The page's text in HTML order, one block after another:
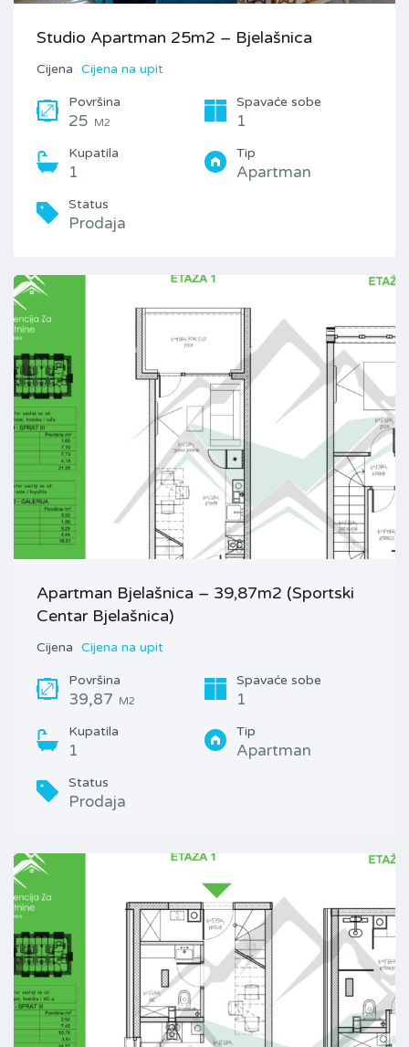
Studio Apartman 25m2 – Bjelašnica
Cijena Cijena na upit
Površina
25 M2
Spavaće sobe
1
Kupatila
1
Tip
Apartman
Status
Prodaja
Apartman Bjelašnica – 39,87m2 (Sportski
Centar Bjelašnica)
Cijena Cijena na upit
Površina
39,87 M2
Spavaće sobe
1
Kupatila
1
Tip
Apartman
Status
Prodaja